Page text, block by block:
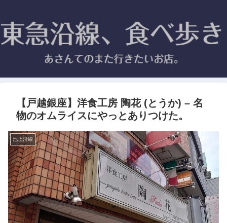
【戸越銀座】洋食工房 陶花 (とうか) – 名
物のオムライスにやっとありつけた。
池上沿線